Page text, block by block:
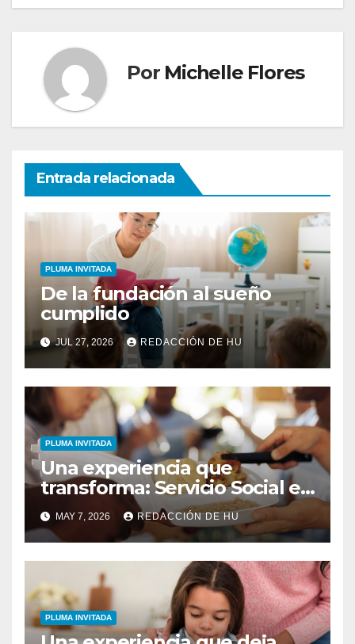
Por Michelle Flores
Entrada relacionada
PLUMA INVITADA
De la fundación al sueño
cumplido
JUL 27, 2026 REDACCIÓN DE HU
PLUMA INVITADA
Una experiencia que
transforma: Servicio Social en
Opus Christi
MAY 7, 2026 REDACCIÓN DE HU
PLUMA INVITADA